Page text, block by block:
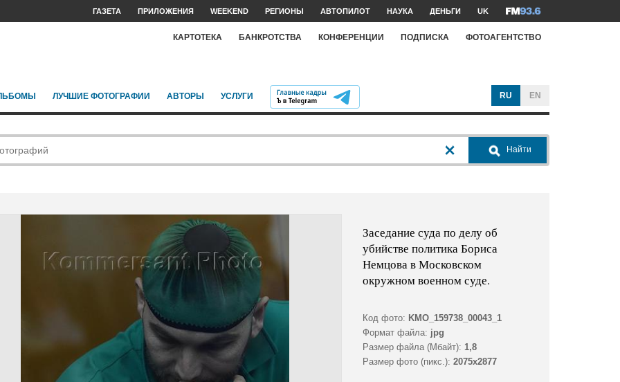
ГАЗЕТА ПРИЛОЖЕНИЯ WEEKEND РЕГИОНЫ АВТОПИЛОТ НАУКА ДЕНЬГИ UK
КАРТОТЕКА БАНКРОТСТВА КОНФЕРЕНЦИИ ПОДПИСКА ФОТОАГЕНТСТВО
ЛУЧШИЕ ФОТОГРАФИИ АВТОРЫ УСЛУГИ RU EN
Найти
Заседание суда по делу об
убийстве политика Бориса
Немцова в Московском
окружном военном суде.
Код фото: KMO_159738_00043_1
Формат файла: jpg
Размер файла (Мбайт): 1,8
Размер фото (пикс.): 2075x2877